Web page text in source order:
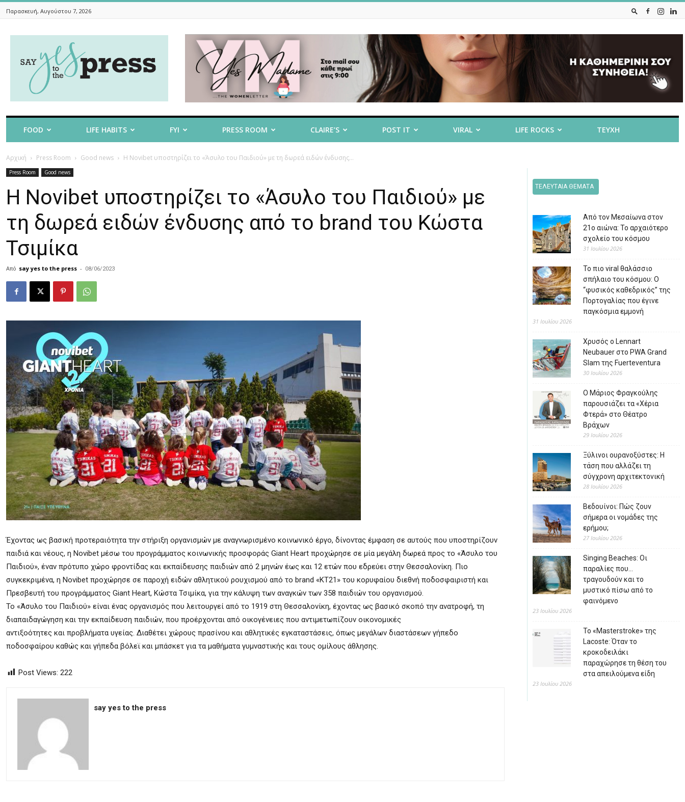
Παρασκευή, Αυγούστου 7, 2026
To
The
FOOD LIFE HABITS FYI PRESS ROOM CLAIRE’S POST IT VIRAL LIFE ROCKS ΤΕΥΧΗ
Αρχική Press Room Good news H Novibet υποστηρίζει το «Άσυλο του Παιδιού» με τη δωρεά ειδών ένδυσης...
Press Room Good news
H Novibet υποστηρίζει το «Άσυλο του Παιδιού» με
τη δωρεά ειδών ένδυσης από το brand του Κώστα
Τσιμίκα
Από say yes to the press - 08/06/2023
Έχοντας ως βασική προτεραιότητα την στήριξη οργανισμών με αναγνωρισμένο κοινωνικό έργο, δίνοντας έμφαση σε αυτούς που υποστηρίζουν
παιδιά και νέους, η Novibet μέσω του προγράμματος κοινωνικής προσφοράς Giant Heart προχώρησε σε μία μεγάλη δωρεά προς το «Άσυλο του
Παιδιού», έναν πρότυπο χώρο φροντίδας και εκπαίδευσης παιδιών από 2 μηνών έως και 12 ετών που εδρεύει στην Θεσσαλονίκη. Πιο
συγκεκριμένα, η Novibet προχώρησε σε παροχή ειδών αθλητικού ρουχισμού από το brand «KT21» του κορυφαίου διεθνή ποδοσφαιριστή και
Πρεσβευτή του προγράμματος Giant Heart, Κώστα Τσιμίκα, για την κάλυψη των αναγκών των 358 παιδιών του οργανισμού.
Το «Άσυλο του Παιδιού» είναι ένας οργανισμός που λειτουργεί από το 1919 στη Θεσσαλονίκη, έχοντας ως βασικό σκοπό την ανατροφή, τη
διαπαιδαγώγηση και την εκπαίδευση παιδιών, που προέρχονται από οικογένειες που αντιμετωπίζουν οικονομικές
αντιξοότητες και προβλήματα υγείας. Διαθέτει χώρους πρασίνου και αθλητικές εγκαταστάσεις, όπως μεγάλων διαστάσεων γήπεδο
ποδοσφαίρου καθώς και γήπεδα βόλεϊ και μπάσκετ για τα μαθήματα γυμναστικής και τους ομίλους άθλησης.
Post Views: 222
say yes to the press
ΤΕΛΕΥΤΑΙΑ ΘΕΜΑΤΑ
Από τον Μεσαίωνα στον
21ο αιώνα: Το αρχαιότερο
σχολείο του κόσμου
31 Ιουλίου 2026
Το πιο viral θαλάσσιο
σπήλαιο του κόσμου: Ο
“φυσικός καθεδρικός” της
Πορτογαλίας που έγινε
παγκόσμια εμμονή
31 Ιουλίου 2026
Χρυσός ο Lennart
Neubauer στο PWA Grand
Slam της Fuerteventura
30 Ιουλίου 2026
Ο Μάριος Φραγκούλης
παρουσιάζει τα «Χέρια
Φτερά» στο Θέατρο
Βράχων
29 Ιουλίου 2026
Ξύλινοι ουρανοξύστες: Η
τάση που αλλάζει τη
σύγχρονη αρχιτεκτονική
28 Ιουλίου 2026
Βεδουίνοι: Πώς ζουν
σήμερα οι νομάδες της
ερήμου;
27 Ιουλίου 2026
Singing Beaches: Οι
παραλίες που…
τραγουδούν και το
μυστικό πίσω από το
φαινόμενο
23 Ιουλίου 2026
Το «Masterstroke» της
Lacoste: Όταν το
κροκοδειλάκι
παραχώρησε τη θέση του
στα απειλούμενα είδη
23 Ιουλίου 2026